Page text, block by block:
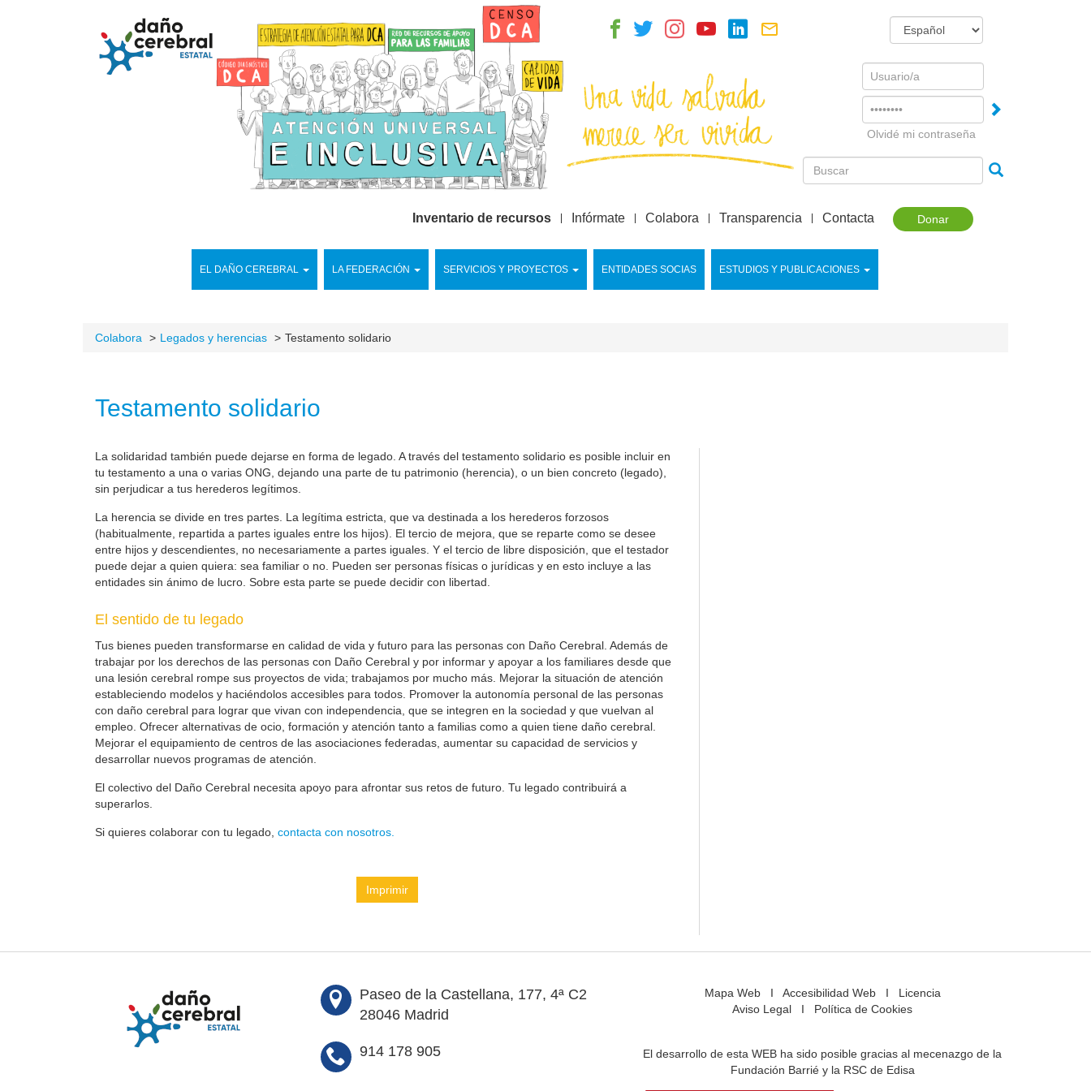
Username
Olvidé mi contraseña
Donar
EL DAÑO CEREBRAL LA FEDERACIÓN SERVICIOS Y PROYECTOS ENTIDADES SOCIAS ESTUDIOS Y PUBLICACIONES
Inventario de recursos Infórmate Colabora Transparencia Contacta
Colabora Legados y herencias Testamento solidario
Testamento solidario
La solidaridad también puede dejarse en forma de legado. A través del testamento solidario es posible incluir en
tu testamento a una o varias ONG, dejando una parte de tu patrimonio (herencia), o un bien concreto (legado),
sin perjudicar a tus herederos legítimos.
La herencia se divide en tres partes. La legítima estricta, que va destinada a los herederos forzosos
(habitualmente, repartida a partes iguales entre los hijos). El tercio de mejora, que se reparte como se desee
entre hijos y descendientes, no necesariamente a partes iguales. Y el tercio de libre disposición, que el testador
puede dejar a quien quiera: sea familiar o no. Pueden ser personas físicas o jurídicas y en esto incluye a las
entidades sin ánimo de lucro. Sobre esta parte se puede decidir con libertad.
El sentido de tu legado
Tus bienes pueden transformarse en calidad de vida y futuro para las personas con Daño Cerebral. Además de
trabajar por los derechos de las personas con Daño Cerebral y por informar y apoyar a los familiares desde que
una lesión cerebral rompe sus proyectos de vida; trabajamos por mucho más. Mejorar la situación de atención
estableciendo modelos y haciéndolos accesibles para todos. Promover la autonomía personal de las personas
con daño cerebral para lograr que vivan con independencia, que se integren en la sociedad y que vuelvan al
empleo. Ofrecer alternativas de ocio, formación y atención tanto a familias como a quien tiene daño cerebral.
Mejorar el equipamiento de centros de las asociaciones federadas, aumentar su capacidad de servicios y
desarrollar nuevos programas de atención.
El colectivo del Daño Cerebral necesita apoyo para afrontar sus retos de futuro. Tu legado contribuirá a
superarlos.
Si quieres colaborar con tu legado, contacta con nosotros.
Imprimir
Paseo de la Castellana, 177, 4ª C2
28046 Madrid
914 178 905
Mapa WebI Accesibilidad WebI Licencia
Aviso Legal I Política de Cookies
El desarrollo de esta WEB ha sido posible gracias al mecenazgo de la
Fundación Barrié y la RSC de Edisa